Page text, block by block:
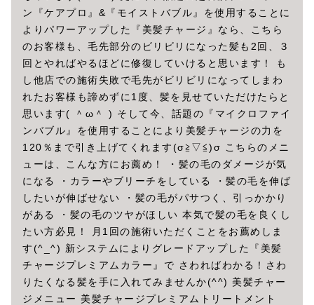
ン『ケアプロ』&『モイストバブル』を使用することに
よりパワーアップした『美髪チャージ』なら、こちら
のお客様も、毛先部分のビリビリになった髪も2回、３
回とやればやるほどに修復していけると思います！ も
し他店での施術失敗で毛先がビリビリになってしまわ
れたお客様も諦めずに1度、髪を見せていただけたらと
思います( ＾ω＾ ) そして今、話題の『マイクロファイ
ンバブル』を使用することにより美髪チャージの力を
120％まで引き上げてくれます(σ≧▽≦)σ こちらのメニ
ューは、こんな方にお薦め！ ・髪の毛のダメージが気
になる ・カラーやブリーチをしている ・髪の毛を伸ば
したいが伸ばせない ・髪の毛がパサつく、引っかかり
がある ・髪の毛のツヤがほしい 本気で髪の毛を良くし
たい方必見！ 月1回の施術いただくことをお薦めしま
す(^_^) 新システムによりグレードアップした『美髪
チャージプレミアムカラー』で さわればわかる！さわ
りたくなる髪を手に入れてみませんか(^^) 美髪チャー
ジメニュー 美髪チャージプレミアムトリートメント